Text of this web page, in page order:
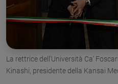
La rettrice dell'Università Ca'
Kinashi, presidente della Kansai